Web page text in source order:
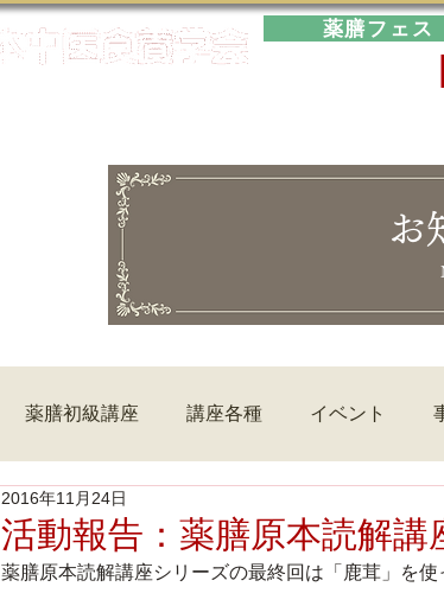
薬膳フェス
お
薬膳初級講座 講座各種 イベント
活動報告：薬膳原本読解
2016年11月24日
薬膳原本読解講座シリーズの最終回は「鹿茸」を使